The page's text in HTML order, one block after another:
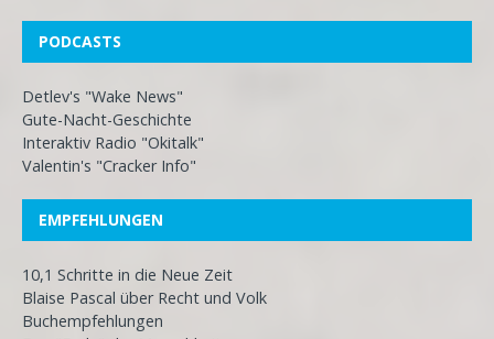
PODCASTS
Detlev's "Wake News"
Gute-Nacht-Geschichte
Interaktiv Radio "Okitalk"
Valentin's "Cracker Info"
EMPFEHLUNGEN
10,1 Schritte in die Neue Zeit
Blaise Pascal über Recht und Volk
Buchempfehlungen